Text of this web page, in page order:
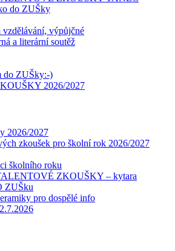
do ZUŠky
vzdělávání, výpůjčné
a literární soutěž
do ZUŠky:-)
2026/2027
2026/2027
zkoušek pro školní rok 2026/2027
školního roku
ZKOUŠKY – kytara
ZUŠku
pro dospělé info